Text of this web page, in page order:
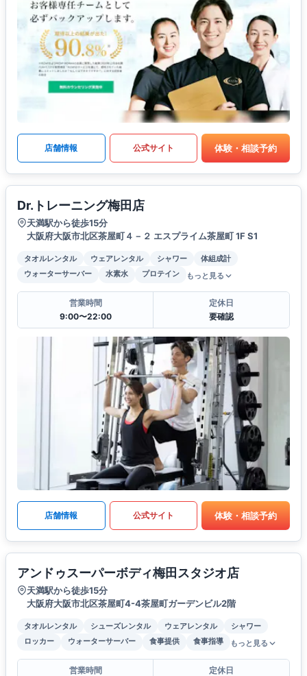
店舗情報 公式サイト 体験・相談予約
Dr.トレーニング梅田店
天満駅から徒歩15分
大阪府大阪市北区茶屋町４－２ エスプライム茶屋町 1F S1
タオルレンタル ウェアレンタル シャワー
体組成計
ウォーターサーバー
水素水 プロテイン もっと見る
営業時間
9:00〜22:00
定休日
要確認
店舗情報 公式サイト 体験・相談予約
アンドゥスーパーボディ梅田スタジオ店
天満駅から徒歩15分
大阪府大阪市北区茶屋町4-4茶屋町ガーデンビル2階
タオルレンタル シューズレンタル ウェアレンタル
シャワー
ロッカー
ウォーターサーバー 食事提供 食事指導 もっと見る
営業時間
定休日